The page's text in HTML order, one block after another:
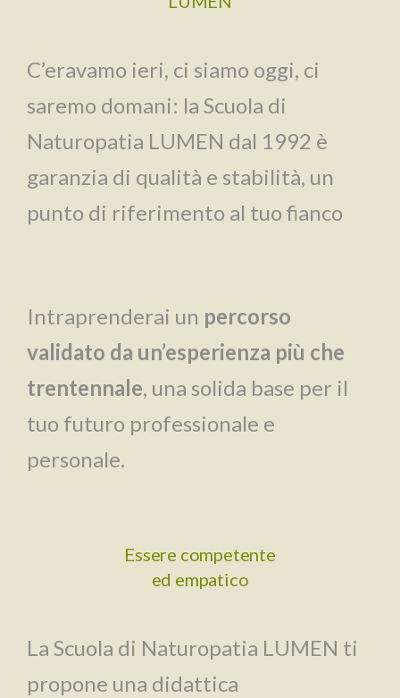
C’eravamo ieri, ci siamo oggi, ci
saremo domani: la Scuola di
Naturopatia LUMEN dal 1992 è
garanzia di qualità e stabilità, un
punto di riferimento al tuo fianco
Intraprenderai un percorso
validato da un’esperienza più che
trentennale, una solida base per il
tuo futuro professionale e
personale.
Essere competente
ed empatico
La Scuola di Naturopatia LUMEN ti
propone una didattica